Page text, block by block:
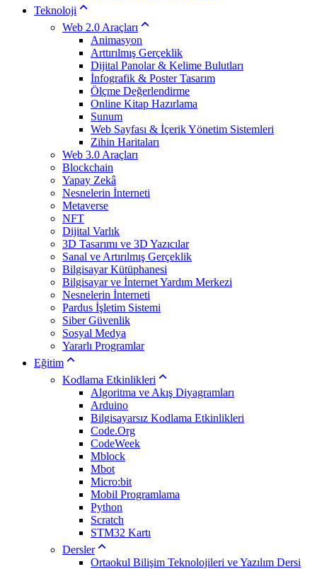
Teknoloji
Web 2.0 Araçları
Animasyon
Arttırılmış Gerçeklik
Dijital Panolar & Kelime Bulutları
İnfografik & Poster Tasarım
Ölçme Değerlendirme
Online Kitap Hazırlama
Sunum
Web Sayfası & İçerik Yönetim Sistemleri
Zihin Haritaları
Web 3.0 Araçları
Blockchain
Yapay Zekâ
Nesnelerin İnterneti
Metaverse
NFT
Dijital Varlık
3D Tasarımı ve 3D Yazıcılar
Sanal ve Artırılmış Gerçeklik
Bilgisayar Kütüphanesi
Bilgisayar ve İnternet Yardım Merkezi
Nesnelerin İnterneti
Pardus İşletim Sistemi
Siber Güvenlik
Sosyal Medya
Yararlı Programlar
Eğitim
Kodlama Etkinlikleri
Algoritma ve Akış Diyagramları
Arduino
Bilgisayarsız Kodlama Etkinlikleri
Code.Org
CodeWeek
Mblock
Mbot
Micro:bit
Mobil Programlama
Python
Scratch
STM32 Kartı
Dersler
Ortaokul Bilişim Teknolojileri ve Yazılım Dersi